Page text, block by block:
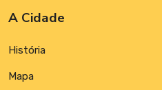
A Cidade
História
Mapa